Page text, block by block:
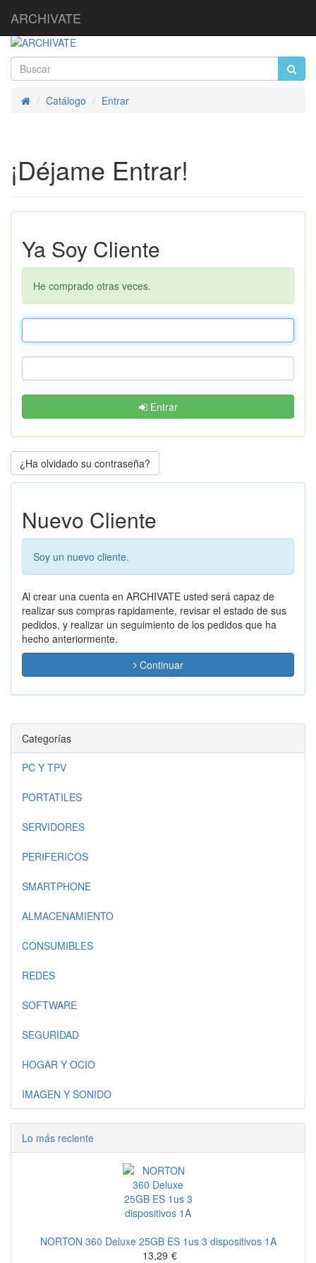
ARCHIVATE
InicioCatálogo Entrar
¡Déjame Entrar!
Ya Soy Cliente
He comprado otras veces.
Entrar
¿Ha olvidado su contraseña?
Nuevo Cliente
Soy un nuevo cliente.
Al crear una cuenta en ARCHIVATE usted será capaz de
realizar sus compras rapidamente, revisar el estado de sus
pedidos, y realizar un seguimiento de los pedidos que ha
hecho anteriormente.
Continuar
Categorías
PC Y TPV
PORTATILES
SERVIDORES
PERIFERICOS
SMARTPHONE
ALMACENAMIENTO
CONSUMIBLES
REDES
SOFTWARE
SEGURIDAD
HOGAR Y OCIO
IMAGEN Y SONIDO
Lo más reciente
NORTON 360 Deluxe 25GB ES 1us 3 dispositivos 1A
13,29 €